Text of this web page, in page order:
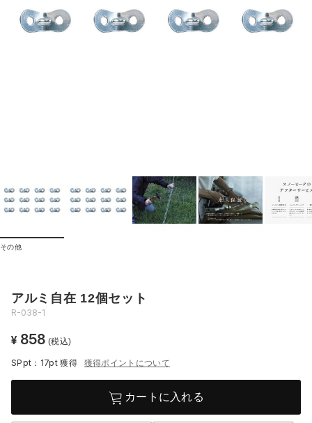
その他
アルミ自在 12個セット
R-038-1
¥ 858 (税込)
SPpt：17pt獲得 獲得ポイントについて
カートに入れる